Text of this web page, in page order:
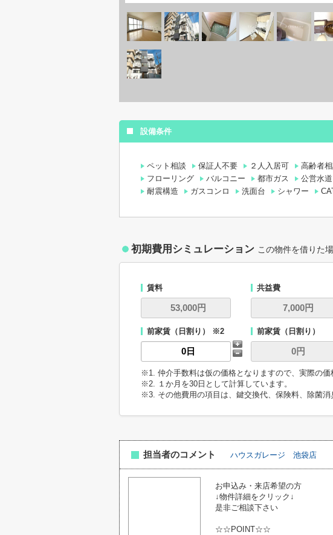
設備条件
ペット相談 保証人不要 ２人入居可 高齢者
フローリング
バルコニー 都市ガス 公営水道
耐震構造
ガスコンロ 洗面台 シャワー
初期費用シミュレーション この物件を借りた
賃料 共益費
前家賃（日割り） ※2 前家賃（日割り）
※1. 仲介手数料は仮の価格となりますので、実際の価
※2. １か月を30日として計算しています。
※3. その他費用の項目は、鍵交換代、保険料、除菌消
担当者のコメント ハウスガレージ 池袋店
お申込み・来店希望の方
↓物件詳細をクリック↓
是非ご相談下さい
☆☆POINT☆☆